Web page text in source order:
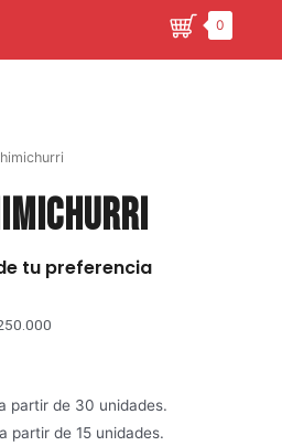
0
tu preferencia
partir de 30 unidades.
partir de 15 unidades.